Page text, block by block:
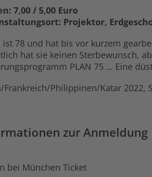
7,00 / 5,00 Euro
Projektor,
ist 78 und hat bis vor kurzem
hat sie keinen Sterbewunsch,
PLAN 75 … Eine
Frankreich/Philippinen/Katar 2022,
zur Anmeldung
bei München Ticket